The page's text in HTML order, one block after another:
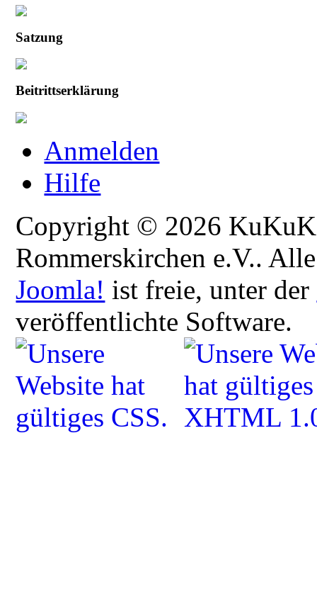
Satzung
Beitrittserklärung
Anmelden
Hilfe
Copyright © 2026
Rommerskirchen e.V..
Joomla! ist freie, unter der
veröffentlichte Software.